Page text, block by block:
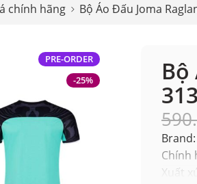
chính hãng Bộ Áo Đấu Joma
PRE-ORDER
-25%
Bộ
Brand:
Chính
Xuất